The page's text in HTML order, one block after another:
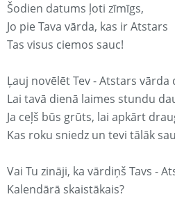
Šodien datums ļoti zīmīgs,
Jo pie Tava vārda, kas ir Atstars
Tas visus ciemos sauc!
Ļauj novēlēt Tev - Atstars vārda
Lai tavā dienā laimes stundu
Ja ceļš būs grūts, lai apkārt
Kas roku sniedz un tevi tālāk
Vai Tu zināji, ka vārdiņš Tavs -
Kalendārā skaistākais?